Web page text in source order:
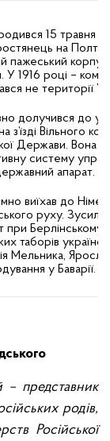
15 травня
на
пажеський
1916 році –
не території
долучився до
з’їзді Вільного
Держави. Вона
систему
апарат.
виїхав до
руху.
Берлінському
таборів
Мельника,
у Баварії.
– представник
родів,
Російської